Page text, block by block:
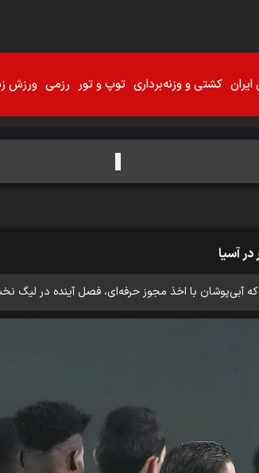
ایران کشتی و وزنه‌برداری توپ و تور رزمی ورزش
آسیا
که آبی‌پوشان با اخذ مجوز حرفه‌ای، فصل آینده در لیگ